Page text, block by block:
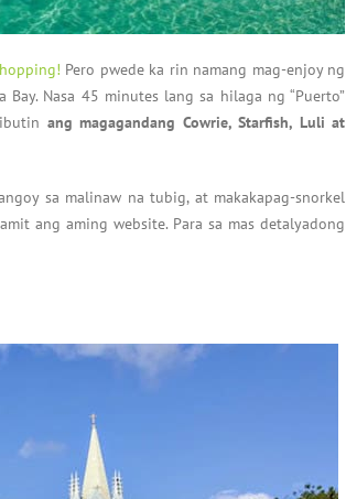
Pero pwede ka rin namang mag-enjoy ng
Nasa 45 minutes lang sa hilaga ng “Puerto”
ang magagandang Cowrie, Starfish, Luli at
sa malinaw na tubig, at makakapag-snorkel
ang aming website. Para sa mas detalyadong